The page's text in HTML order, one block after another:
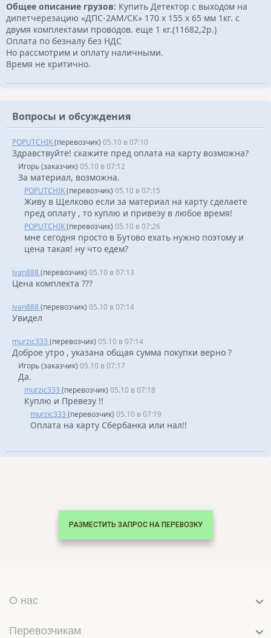
Общее описание грузов: Купить Детектор с выходом на
дипетчерезацию «ДПС-2АМ/СК» 170 х 155 х 65 мм 1кг. с
двумя комплектами проводов. еще 1 кг.(11682,2р.)
Оплата по безналу без НДС
Но рассмотрим и оплату наличными.
Время не критично.
Вопросы и обсуждения
POPUTCHIK(перевозчик) 05.10 в 07:10
Здравствуйте! скажите пред оплата на карту возможна?
Игорь (заказчик) 05.10 в 07:12
За материал, возможна.
POPUTCHIK(перевозчик) 05.10 в 07:15
Живу в Щелково если за материал на карту сделаете
пред оплату , то куплю и привезу в любое время!
POPUTCHIK(перевозчик) 05.10 в 07:26
мне сегодня просто в Бутово ехать нужно поэтому и
цена такая! ну что едем?
ivan888(перевозчик) 05.10 в 07:13
Цена комплекта ???
ivan888(перевозчик) 05.10 в 07:14
Увидел
murzic333 (перевозчик) 05.10 в 07:14
Доброе утро , указана общая сумма покупки верно ?
Игорь (заказчик) 05.10 в 07:17
Да.
murzic333 (перевозчик) 05.10 в 07:18
Куплю и Превезу !!
murzic333 (перевозчик) 05.10 в 07:19
Оплата на карту Сбербанка или нал!!
РАЗМЕСТИТЬ ЗАПРОС НА ПЕРЕВОЗКУ
О нас
Перевозчикам